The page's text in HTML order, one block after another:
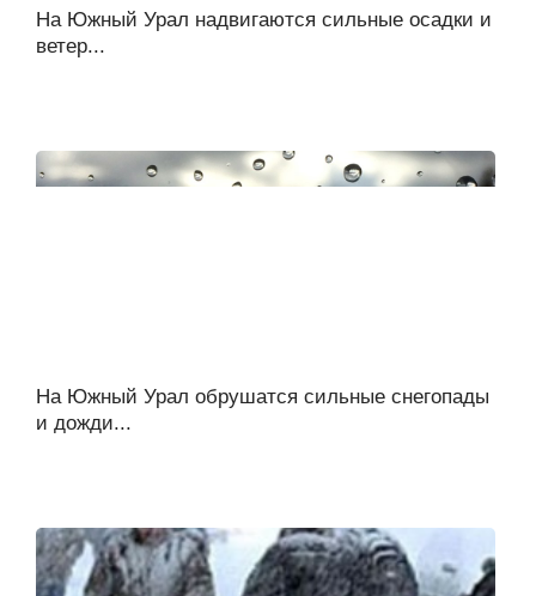
На Южный Урал надвигаются сильные осадки и
ветер...
На Южный Урал обрушатся сильные снегопады
и дожди...